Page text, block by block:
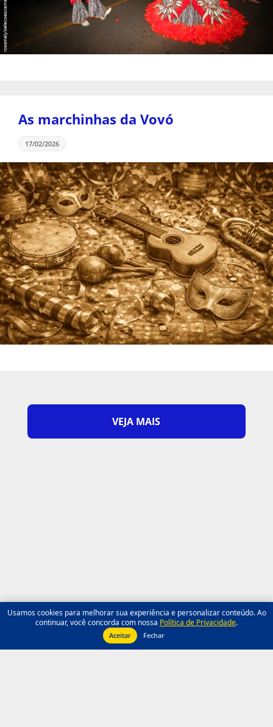
As marchinhas da Vovó
17/02/2026
VEJA MAIS
Usamos cookies para melhorar sua experiência e personalizar conteúdo. Ao
continuar, você concorda com nossa Política de Privacidade.
Aceitar Fechar